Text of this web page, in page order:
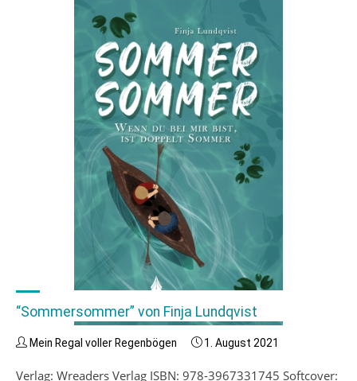
Matti
Laaksonen"
“Sommersommer” von Finja Lundqvist
Mein Regal voller Regenbögen 1. August 2021
Verlag: Wreaders Verlag ISBN: 978-3967331745 Softcover: